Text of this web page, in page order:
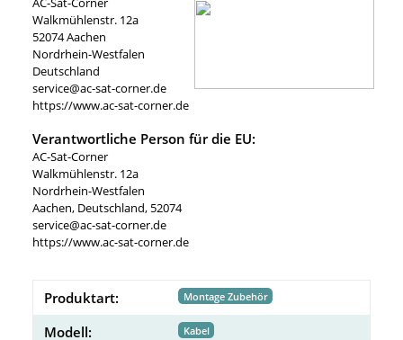
Walkmühlenstr. 12a
52074 Aachen
Nordrhein-Westfalen
Deutschland
service@ac-sat-corner.de
https://www.ac-sat-corner.de
Verantwortliche Person für die EU:
AC-Sat-Corner
Walkmühlenstr. 12a
Nordrhein-Westfalen
Aachen, Deutschland, 52074
service@ac-sat-corner.de
https://www.ac-sat-corner.de
Produktart: Montage Zubehör
Modell: Kabel